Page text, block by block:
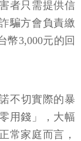
者只需提供信
騙方會負責繳
幣3,000元的回
不切實際的暴
用錢」，大幅
常家庭而言，